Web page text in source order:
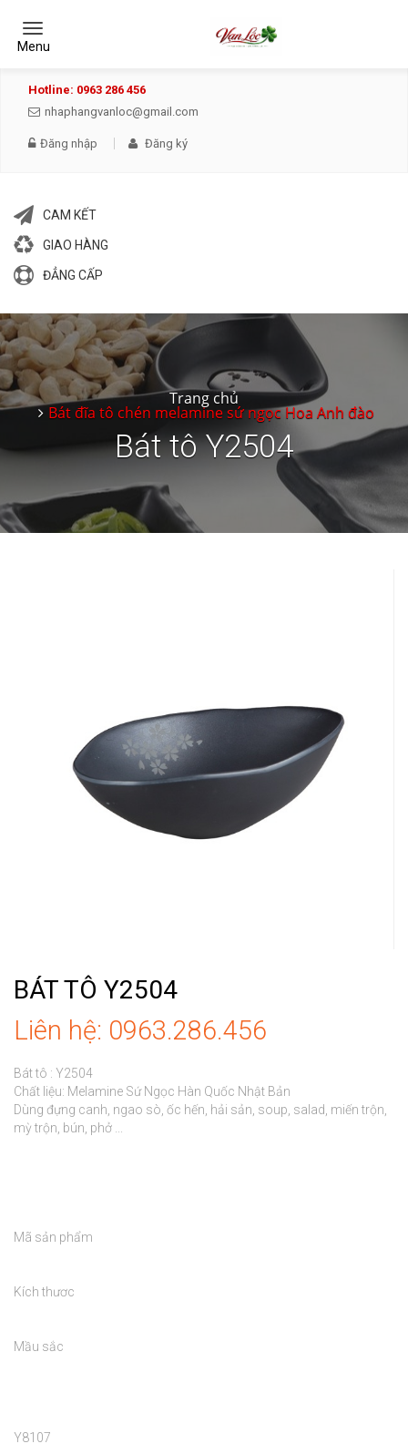
Hotline: 0963 286 456
nhaphangvanloc@gmail.com
Đăng nhập Đăng ký
CAM KẾT
GIAO HÀNG
ĐẲNG CẤP
Toggle
Menu
Trang chủ
Bát đĩa tô chén melamine sứ ngọc Hoa Anh đào
Bát tô Y2504
BÁT TÔ Y2504
Liên hệ: 0963.286.456
Bát tô : Y2504
Chất liệu: Melamine Sứ Ngọc Hàn Quốc Nhật Bản
Dùng đựng canh, ngao sò, ốc hến, hải sản, soup, salad, miến trộn,
mỳ trộn, bún, phở ...
Mã sản phẩm
Kích thươc
Mầu sắc
Y8107